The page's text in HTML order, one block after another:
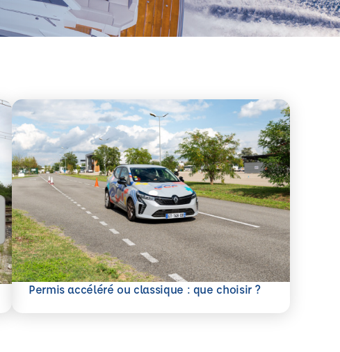
Permis accéléré ou classique : que choisir ?
En savoir plus